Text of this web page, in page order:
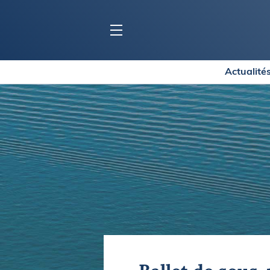
BLOC MARINE
Ports
Carnets de voyage
Dossiers de la rédaction
Collection Bloc Marine
Application Bloc Marine
Règlementation
BATEAUX